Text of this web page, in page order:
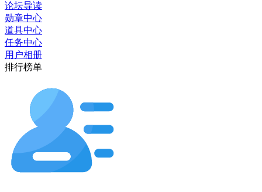
论坛导读
勋章中心
道具中心
任务中心
用户相册
排行榜单